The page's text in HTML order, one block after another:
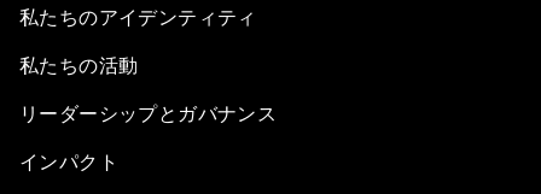
私たちのアイデンティティ
私たちの活動
リーダーシップとガバナンス
インパクト